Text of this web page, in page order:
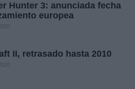
Hunter 3: anunciada fecha
europea
II, retrasado hasta 2010